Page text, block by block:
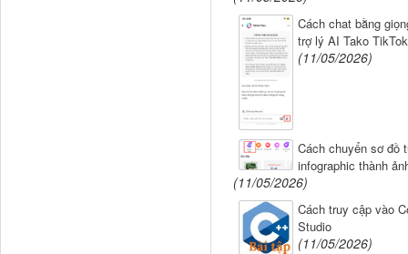
Cách chat bằng
trợ lý AI Tako TikTok
(11/05/2026)
Cách chuyển sơ đồ
infographic thành
(11/05/2026)
Cách truy cập vào
Studio
(11/05/2026)